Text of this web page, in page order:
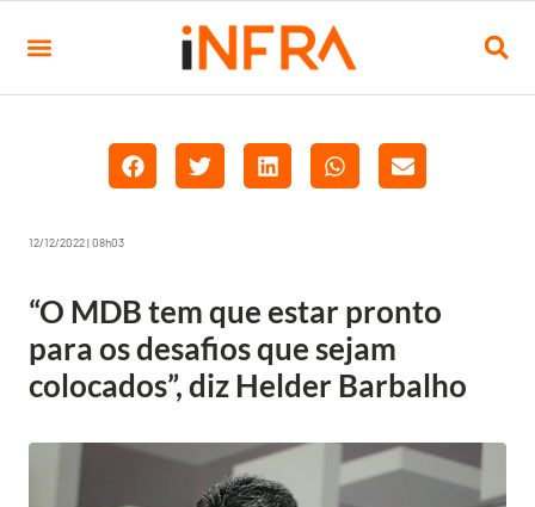
12/12/2022 | 08h03
“O MDB tem que estar pronto
para os desafios que sejam
colocados”, diz Helder Barbalho